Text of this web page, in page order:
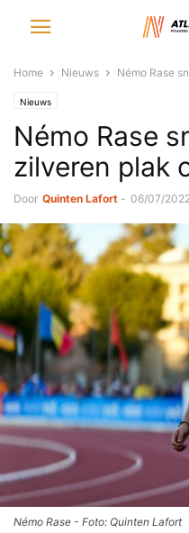
Home Nieuws Némo Rase
Nieuws
Némo Rase
zilveren plak
Door Quinten Lafort - 06/07/
Némo Rase - Foto: Quinten Lafort